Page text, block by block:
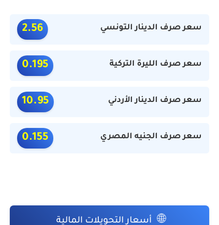
سعر صرف الدينار التونسي 2.56
سعر صرف الليرة التركية 0.195
سعر صرف الدينار الأردني 10.95
سعر صرف الجنيه المصري 0.155
🌐 أسعار التحويلات المالية